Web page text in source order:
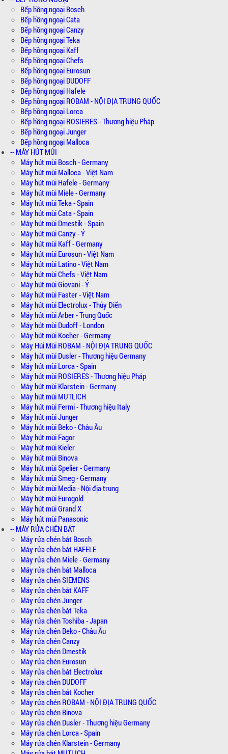
Bếp hồng ngoại Bosch
Bếp hồng ngoại Cata
Bếp hồng ngoại Canzy
Bếp hồng ngoại Teka
Bếp hồng ngoại Kaff
Bếp hồng ngoại Chefs
Bếp hồng ngoại Eurosun
Bếp hồng ngoại DUDOFF
Bếp hồng ngoại Hafele
Bếp hồng ngoại ROBAM - NỘI ĐỊA TRUNG QUỐC
Bếp hồng ngoại Lorca
Bếp hồng ngoại ROSIERES - Thương hiệu Pháp
Bếp hồng ngoại Junger
Bếp hồng ngoại Malloca
-- MÁY HÚT MÙI
Máy hút mùi Bosch - Germany
Máy hút mùi Malloca - Việt Nam
Máy hút mùi Hafele - Germany
Máy hút mùi Miele - Germany
Máy hút mùi Teka - Spain
Máy hút mùi Cata - Spain
Máy hút mùi Dmestik - Spain
Máy hút mùi Canzy - Ý
Máy hút mùi Kaff - Germany
Máy hút mùi Eurosun - Việt Nam
Máy hút mùi Latino - Việt Nam
Máy hút mùi Chefs - Việt Nam
Máy hút mùi Giovani - Ý
Máy hút mùi Faster - Việt Nam
Máy hút mùi Electrolux - Thủy Điển
Máy hút mùi Arber - Trung Quốc
Máy hút mùi Dudoff - London
Máy hút mùi Kocher - Germany
Máy Húi Mùi ROBAM - NỘI ĐỊA TRUNG QUỐC
Máy hút mùi Dusler - Thương hiệu Germany
Máy hút mùi Lorca - Spain
Máy hút mùi ROSIERES - Thương hiệu Pháp
Máy hút mùi Klarstein - Germany
Máy hút mùi MUTLICH
Máy hút mùi Fermi - Thương hiệu Italy
Máy hút mùi Junger
Máy hút mùi Beko - Châu Âu
Máy hút mùi Fagor
Máy hút mùi Kieler
Máy hút mùi Binova
Máy hút mùi Spelier - Germany
Máy hút mùi Smeg - Germany
Máy hút mùi Media - Nội địa trung
Máy hút mùi Eurogold
Máy hút mùi Grand X
Máy hút mùi Panasonic
-- MÁY RỬA CHÉN BÁT
Máy rửa chén bát Bosch
Máy rửa chén bát HAFELE
Máy rửa chén Miele - Germany
Máy rửa chén bát Malloca
Máy rửa chén SIEMENS
Máy rửa chén bát KAFF
Máy rửa chén Junger
Máy rửa chén bát Teka
Máy rửa chén Toshiba - Japan
Máy rửa chén Beko - Châu Âu
Máy rửa chén Canzy
Máy rửa chén Dmestik
Máy rửa chén Eurosun
Máy rửa chén bát Electrolux
Máy rửa chén DUDOFF
Máy rửa chén bát Kocher
Máy rửa chén ROBAM - NỘI ĐỊA TRUNG QUỐC
Máy rửa chén Binova
Máy rửa chén Dusler - Thương hiệu Germany
Máy rửa chén Lorca - Spain
Máy rửa chén Klarstein - Germany